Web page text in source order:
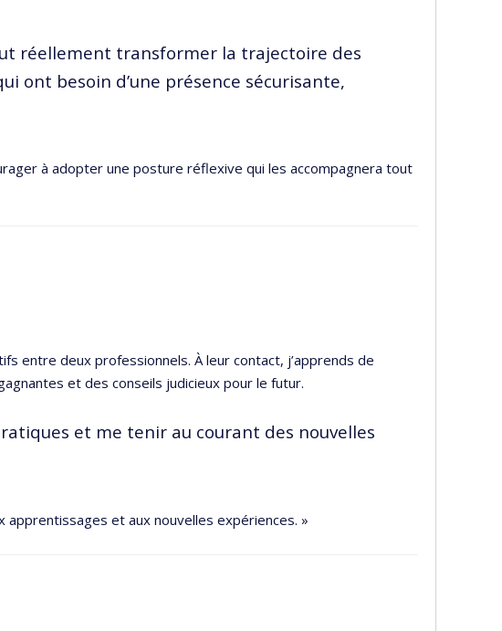
réellement transformer la trajectoire des
ont besoin d’une présence sécurisante,
à adopter une posture réflexive qui les accompagnera tout
entre deux professionnels. À leur contact, j’apprends de
et des conseils judicieux pour le futur.
et me tenir au courant des nouvelles
et aux nouvelles expériences. »